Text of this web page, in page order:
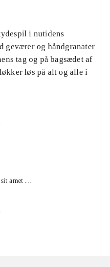
i nutidens
geværer og håndgranater
tag og på bagsædet af
løs på alt og alle i
amet ...